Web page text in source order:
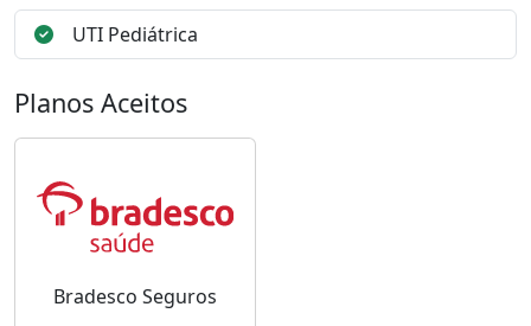
UTI Pediátrica
Planos Aceitos
Bradesco Seguros